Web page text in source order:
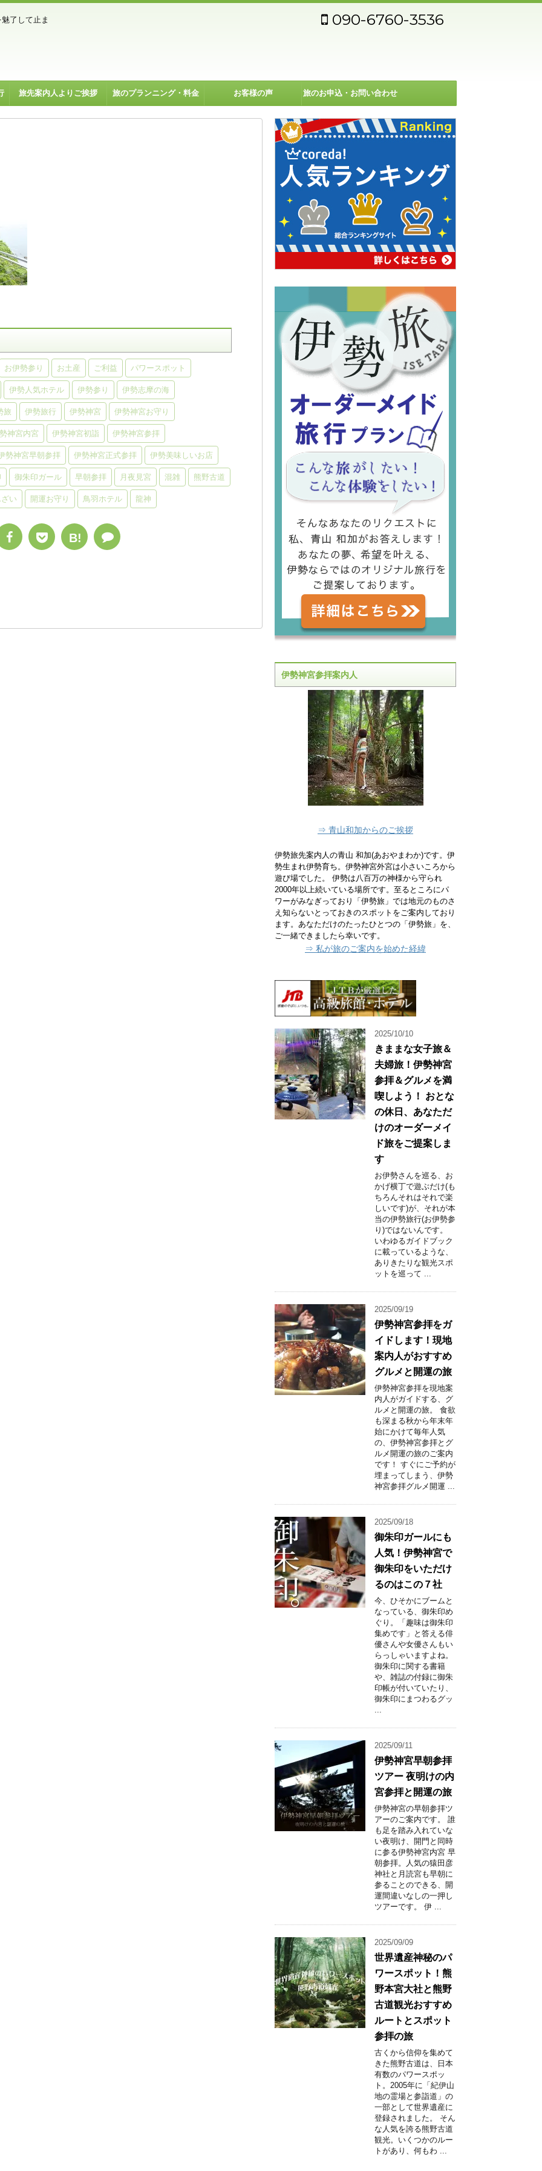
了して止ま 090-6760-3536
旅先案内人よりご挨拶 旅のプランニング・料金 お客様の声 旅のお申込・お問い合わせ
お伊勢参り お土産 ご利益 パワースポット
伊勢人気ホテル 伊勢参り 伊勢志摩の海
旅 伊勢旅行 伊勢神宮 伊勢神宮お守り
神宮内宮 伊勢神宮初詣 伊勢神宮参拝
勢神宮早朝参拝 伊勢神宮正式参拝 伊勢美味しいお店
御朱印ガール 早朝参拝 月夜見宮 混雑 熊野古道
い 開運お守り 鳥羽ホテル 龍神
B!
伊勢神宮参拝案内人
⇒ 青山和加からのご挨拶
伊勢旅先案内人の青山 和加(あおやまわか)です。伊
勢生まれ伊勢育ち。伊勢神宮外宮は小さいころから
遊び場でした。 伊勢は八百万の神様から守られ
2000年以上続いている場所です。至るところにパ
ワーがみなぎっており「伊勢旅」では地元のものさ
え知らないとっておきのスポットをご案内しており
ます。あなただけのたったひとつの「伊勢旅」を、
ご一緒できましたら幸いです。
⇒ 私が旅のご案内を始めた経緯
2025/10/10
きままな女子旅＆
夫婦旅！伊勢神宮
参拝＆グルメを満
喫しよう！ おとな
の休日、あなただ
けのオーダーメイ
ド旅をご提案しま
す
お伊勢さんを巡る、お
かげ横丁で遊ぶだけ(も
ちろんそれはそれで楽
しいです)が、それが本
当の伊勢旅行(お伊勢参
り)ではないんです。
いわゆるガイドブック
に載っているような、
ありきたりな観光スポ
ットを巡って ...
2025/09/19
伊勢神宮参拝をガ
イドします！現地
案内人がおすすめ
グルメと開運の旅
伊勢神宮参拝を現地案
内人がガイドする、グ
ルメと開運の旅。 食欲
も深まる秋から年末年
始にかけて毎年人気
の、伊勢神宮参拝とグ
ルメ開運の旅のご案内
です！ すぐにご予約が
埋まってしまう、伊勢
神宮参拝グルメ開運 ...
2025/09/18
御朱印ガールにも
人気！伊勢神宮で
御朱印をいただけ
るのはこの７社
今、ひそかにブームと
なっている、御朱印め
ぐり。「趣味は御朱印
集めです」と答える俳
優さんや女優さんもい
らっしゃいますよね。
御朱印に関する書籍
や、雑誌の付録に御朱
印帳が付いていたり、
御朱印にまつわるグッ
...
2025/09/11
伊勢神宮早朝参拝
ツアー 夜明けの内
宮参拝と開運の旅
伊勢神宮の早朝参拝ツ
アーのご案内です。 誰
も足を踏み入れていな
い夜明け、開門と同時
に参る伊勢神宮内宮 早
朝参拝。人気の猿田彦
神社と月読宮も早朝に
参ることのできる、開
運間違いなしの一押し
ツアーです。 伊 ...
2025/09/09
世界遺産神秘のパ
ワースポット！熊
野本宮大社と熊野
古道観光おすすめ
ルートとスポット
参拝の旅
古くから信仰を集めて
きた熊野古道は、日本
有数のパワースポッ
ト。2005年に「紀伊山
地の霊場と参詣道」の
一部として世界遺産に
登録されました。 そん
な人気を誇る熊野古道
観光。いくつかのルー
トがあり、何もわ ...